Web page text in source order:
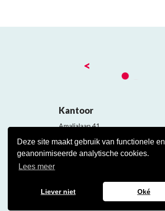
Deze site maakt gebruik van functionele en
geanonimiseerde analytische cookies.
Lees meer
Liever niet Oké
<
Kantoor
Amalialaan 41
Contact
Veelgestelde cao vragen